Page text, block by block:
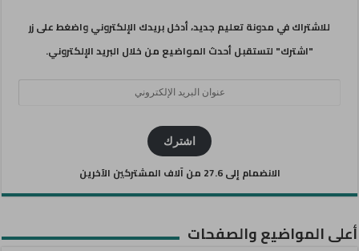
للاشتراك في مدونة تعليم جديد، أدخل بريدك الإلكتروني واضغط على زر
"اشترك" لتستقبل أحدث المواضيع من خلال البريد الإلكتروني.
اشترك
الانضمام إلى 27.6 من آلاف المشتركين الآخرين
أعلى المواضيع والصفحات